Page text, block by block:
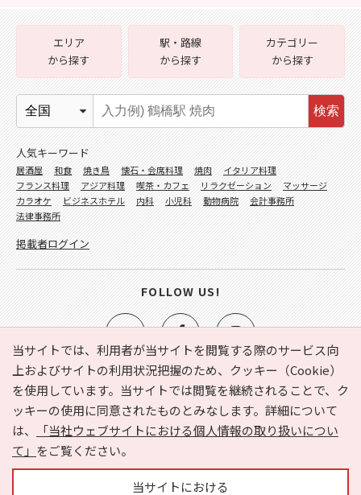
当サイトでは、利用者が当サイトを閲覧する際のサービス向
上およびサイトの利用状況把握のため、クッキー（Cookie）
を使用しています。当サイトでは閲覧を継続されることで、ク
ッキーの使用に同意されたものとみなします。詳細について
は、
「当社ウェブサイトにおける個人情報の取り扱いについ
て」 をご覧ください。
当サイトにおける
e-NAVITA（イーナビタ）とは？ お気に入り
ヘルプ
利用規約
個人情報の取り扱いについて
運営会社
サイトマップ
広告掲載に関するお問い合わせ
エリア
から探す
駅・路線
から探す
カテゴリー
から探す
検索
人気キーワード
居酒屋 和食 焼き鳥 懐石・会席料理 焼肉
イタリア料理
フランス料理
アジア料理 喫茶・カフェ リラクゼーション
マッサージ
カラオケ
ビジネスホテル 内科 小児科 動物病院
会計事務所
法律事務所
掲載者ログイン
FOLLOW US!